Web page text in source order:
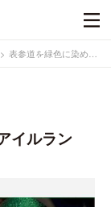
表参道を緑色に染める「アイラブアイルランド・フェスティバル 2019」
イルラン